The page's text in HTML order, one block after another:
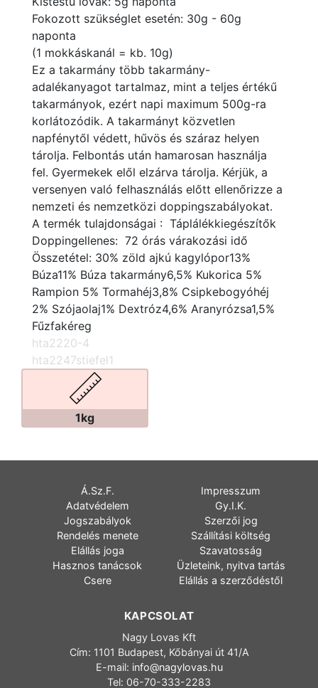
Fokozott szükséglet esetén: 30g - 60g
naponta
(1 mokkáskanál = kb. 10g)
Ez a takarmány több takarmány-
adalékanyagot tartalmaz, mint a teljes értékű
takarmányok, ezért napi maximum 500g-ra
korlátozódik. A takarmányt közvetlen
napfénytől védett, hűvös és száraz helyen
tárolja. Felbontás után hamarosan használja
fel. Gyermekek elől elzárva tárolja. Kérjük, a
versenyen való felhasználás előtt ellenőrizze a
nemzeti és nemzetközi doppingszabályokat.
A termék tulajdonságai : Táplálékkiegészítők
Doppingellenes: 72 órás várakozási idő
Összetétel: 30% zöld ajkú kagylópor13%
Búza11% Búza takarmány6,5% Kukorica 5%
Rampion 5% Tormahéj3,8% Csipkebogyóhéj
2% Szójaolaj1% Dextróz4,6% Aranyrózsa1,5%
Fűzfakéreg
hta2220-4
hta2247stiefel1
1kg
Á.Sz.F.
Impresszum
Adatvédelem
Gy.I.K.
Jogszabályok
Szerzői jog
Rendelés menete
Szállítási költség
Elállás joga
Szavatosság
Hasznos tanácsok
Üzleteink, nyitva tartás
Csere
Elállás a szerződéstől
KAPCSOLAT
Nagy Lovas Kft
Cím: 1101 Budapest, Kőbányai út 41/A
E-mail: info@nagylovas.hu
Tel: 06-70-333-2283